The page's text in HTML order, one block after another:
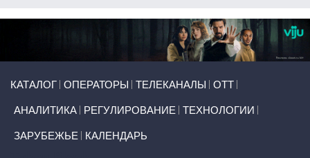
КАТАЛОГ ОПЕРАТОРЫ ТЕЛЕКАНАЛЫ ОТТ
АНАЛИТИКА РЕГУЛИРОВАНИЕ ТЕХНОЛОГИИ
ЗАРУБЕЖЬЕ КАЛЕНДАРЬ